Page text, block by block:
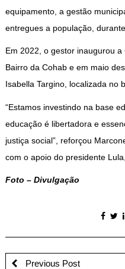
equipamento, a gestão
entregues a população,
Em 2022, o gestor inaugurou
Bairro da Cohab e em maio
Isabella Targino, localizada no
“Estamos investindo na base
educação é libertadora e
justiça social”, reforçou
com o apoio do presidente Lula,
Foto – Divulgação
Previous Post